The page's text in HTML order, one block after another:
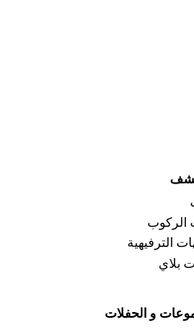
الركوب
الترفيهية
بلاي
و الحفلات